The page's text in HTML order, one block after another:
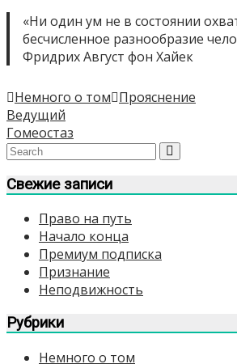
«Ни один ум не в состоянии
бесчисленное разнообразие
Фридрих Август фон Хайек
Немного о том Прояснение
Навигация
по
записям
Ведущий
Гомеостаз
Свежие записи
Право на путь
Начало конца
Премиум подписка
Признание
Неподвижность
Рубрики
Немного о том